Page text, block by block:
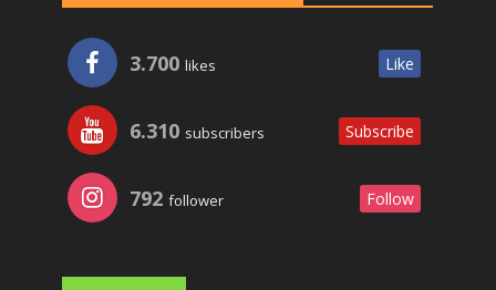
3.700 likes Like
6.310 subscribers Subscribe
792 follower Follow